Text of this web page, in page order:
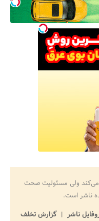
می‌کند ولی مسئولیت صحت
ناشر است.
ناشر
گزارش تخلف